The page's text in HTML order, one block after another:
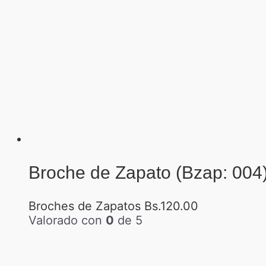
Broche de Zapato (Bzap:
Broches de Zapatos Bs.120.00
Valorado con 0 de 5